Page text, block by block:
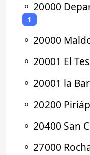
⚬ 20000
1
⚬ 20000
⚬ 20001 El
⚬ 20001 la
⚬ 20200
⚬ 20400 San
⚬ 27000